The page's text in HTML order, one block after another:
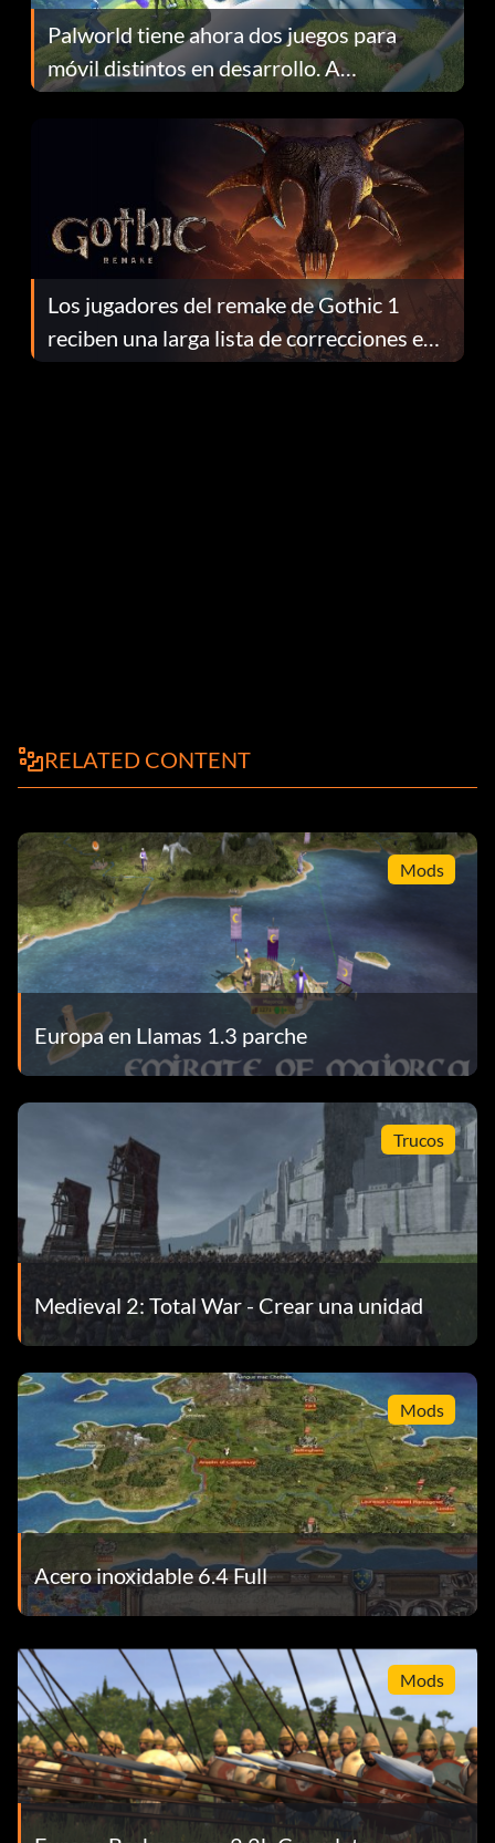
Palworld tiene ahora dos juegos para
móvil distintos en desarrollo. A
continuación te explicamos por qué.
Los jugadores del remake de Gothic 1
reciben una larga lista de correcciones en
el parche 1.0.4
RELATED CONTENT
Mods
Europa en Llamas 1.3 parche
Trucos
Medieval 2: Total War - Crear una unidad
Mods
Acero inoxidable 6.4 Full
Mods